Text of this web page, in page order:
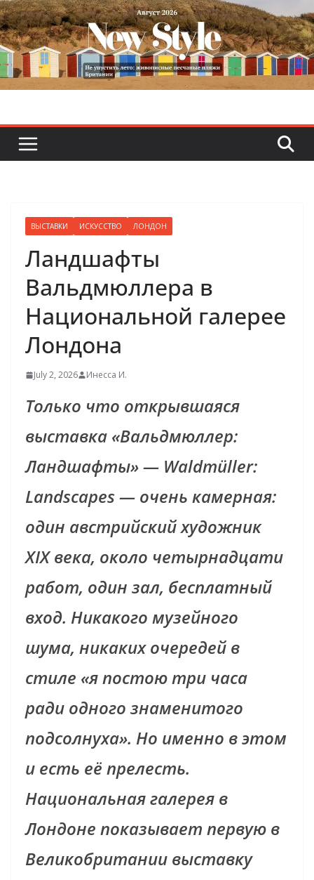
Skip
to
content
ВЫСТАВКИ ИСКУССТВО ЛОНДОН
Ландшафты
Вальдмюллера в
Национальной галерее
Лондона
July 2, 2026 Инесса И.
Только что открывшаяся
выставка «Вальдмюллер:
Ландшафты» — Waldmüller:
Landscapes — очень камерная:
один австрийский художник
XIX века, около четырнадцати
работ, один зал, бесплатный
вход. Никакого музейного
шума, никаких очередей в
стиле «я постою три часа
ради одного знаменитого
подсолнуха». Но именно в этом
и есть её прелесть.
Национальная галерея в
Лондоне показывает первую в
Великобритании выставку